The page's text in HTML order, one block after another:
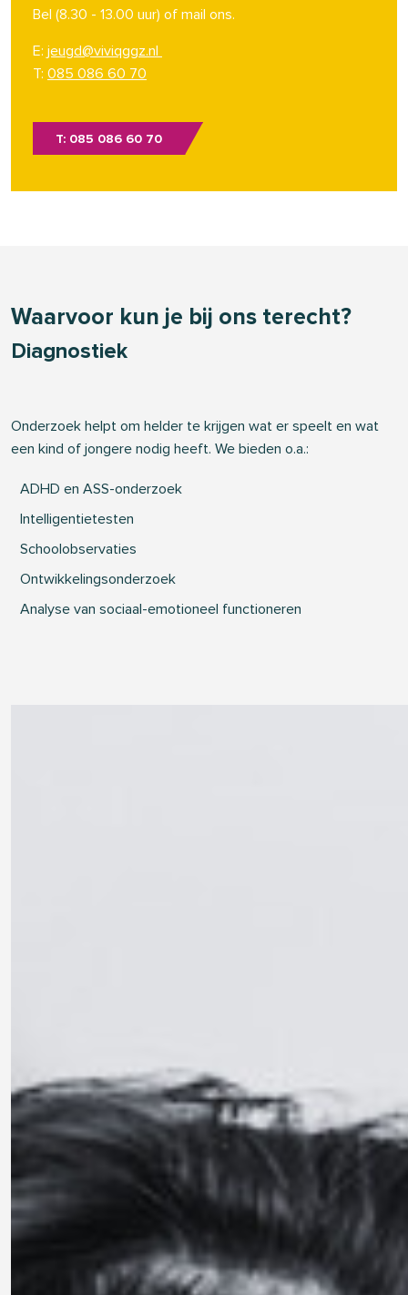
Bel (8.30 - 13.00 uur) of mail ons.
E: jeugd@viviqggz.nl
T: 085 086 60 70
T: 085 086 60 70
Waarvoor kun je bij ons terecht?
Diagnostiek
Onderzoek helpt om helder te krijgen wat er speelt en wat
een kind of jongere nodig heeft. We bieden o.a.:
ADHD en ASS-onderzoek
Intelligentietesten
Schoolobservaties
Ontwikkelingsonderzoek
Analyse van sociaal-emotioneel functioneren